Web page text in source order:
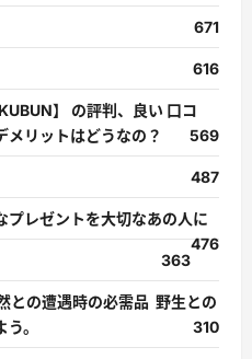
671
616
】 の評判、良い 口コ
メリットはどうなの？
569
487
プレゼントを大切なあの人に
476
363
との遭遇時の必需品 野生との
。
310